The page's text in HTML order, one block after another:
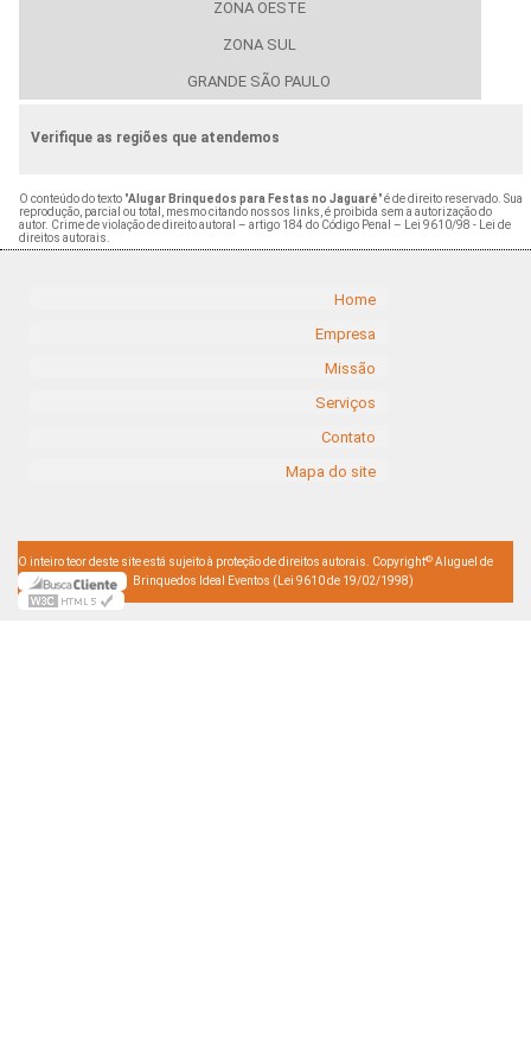
ZONA OESTE
ZONA SUL
GRANDE SÃO PAULO
Verifique as regiões que atendemos
O conteúdo do texto "Alugar Brinquedos para Festas no Jaguaré" é de direito reservado. Sua
reprodução, parcial ou total, mesmo citando nossos links, é proibida sem a autorização do
autor. Crime de violação de direito autoral – artigo 184 do Código Penal –
Lei 9610/98 - Lei de
direitos autorais
Home
Empresa
Missão
Serviços
Contato
Mapa do site
O inteiro teor deste site está sujeito à proteção de direitos autorais. Copyright© Aluguel de
Brinquedos Ideal Eventos (Lei 9610 de 19/02/1998)